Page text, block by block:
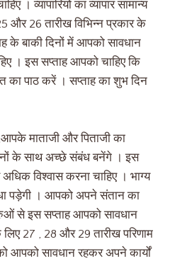
। व्यापारियों का व्यापार सामान्य
और 26 तारीख विभिन्न प्रकार के
के बाकी दिनों में आपको सावधान
। इस सप्ताह आपको चाहिए कि
का पाठ करें । सप्ताह का शुभ दिन
माताजी और पिताजी का
के साथ अच्छे संबंध बनेंगे । इस
विश्वास करना चाहिए । भाग्य
पड़ेगी । आपको अपने संतान का
से इस सप्ताह आपको सावधान
27 , 28 और 29 तारीख परिणाम
आपको सावधान रहकर अपने कार्यों